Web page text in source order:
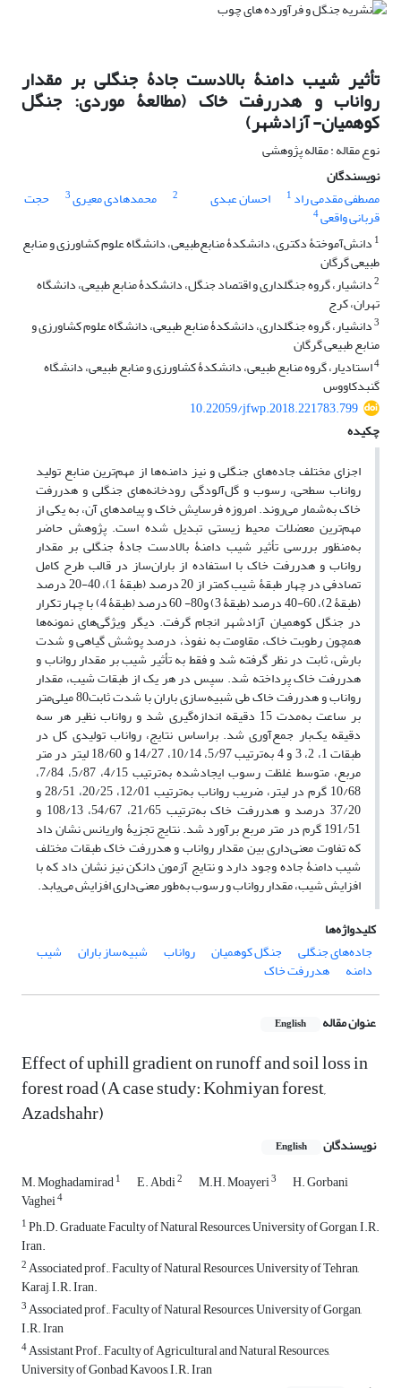
تأثیر شیب دامنۀ بالادست جادۀ جنگلی بر مقدار
رواناب و هدررفت خاک (مطالعۀ موردی‌: جنگل
کوهمیان- آزادشهر)
نوع مقاله : مقاله پژوهشی
نویسندگان
مصطفی مقدمی راد 1 احسان عبدی 2 محمدهادی معیری3 حجت
قربانی واقعی4
1 دانش‌آموختۀ دکتری، دانشکدۀ منابع‌طبیعی، دانشگاه علوم کشاورزی و منابع
‌طبیعی گرگان
2دانشیار، گروه جنگلداری و اقتصاد جنگل، دانشکدۀ منابع ‌طبیعی، دانشگاه
تهران، کرج
3دانشیار، گروه جنگلداری، دانشکدۀ منابع ‌طبیعی، دانشگاه علوم کشاورزی و
منابع ‌طبیعی گرگان
4استادیار، گروه منابع طبیعی، دانشکدۀ کشاورزی و منابع ‌طبیعی، دانشگاه
گنبدکاووس
10.22059/jfwp.2018.221783.799
چکیده
اجزای مختلف جاده‌های جنگلی و نیز دامنه‌ها از مهم‌ترین منابع تولید
رواناب سطحی، رسوب و گل‌آلودگی رودخانه‌های جنگلی و هدررفت
خاک به‌شمار می‌روند. امروزه فرسایش خاک و پیامدهای آن، به یکی از
مهم‌ترین معضلات محیط زیستی تبدیل شده است. پژوهش حاضر
به‌منظور بررسی تأثیر شیب دامنۀ بالادست جادۀ جنگلی بر مقدار
رواناب و هدررفت خاک با استفاده از باران‌ساز در قالب طرح کامل
تصادفی در چهار طبقۀ شیب کمتر از 20 درصد (طبقۀ 1)، 40-20 درصد
(طبقۀ 2)، 60-40 درصد (طبقۀ 3) و80- 60 درصد (طبقۀ 4) با چهار تکرار
در جنگل کوهمیان آزادشهر انجام گرفت. دیگر ویژگی‌های نمونه‌ها
همچون رطوبت‌ خاک، مقاومت به نفوذ، درصد پوشش گیاهی و شدت
بارش، ثابت در نظر گرفته شد و فقط به تأثیر شیب بر مقدار رواناب و
هدررفت خاک پرداخته شد. سپس در هر یک از طبقات شیب، مقدار
رواناب و هدررفت خاک طی شبیه‌سازی باران با شدت ثابت80 میلی‌متر
بر ساعت به‌مدت 15 دقیقه اندازه‌گیری شد و رواناب نظیر هر سه
دقیقه یک‌بار جمع‌آوری شد. براساس نتایج، رواناب تولیدی کل در
طبقات 1، 2، 3 و 4 به‌ترتیب 5/97، 10/14، 14/27 و 18/60 لیتر در متر
مربع، متوسط غلظت‌ رسوب ایجادشده به‌ترتیب 4/15، 5/87، 7/84،
10/68 گرم در لیتر، ضریب رواناب به‌ترتیب 12/01، 20/25، 28/51 و
37/20 درصد و هدررفت خاک به‌ترتیب 21/65، 54/67، 108/13 و
191/51 گرم در متر مربع برآورد شد. نتایج تجزیۀ واریانس نشان داد
که تفاوت معنی‌داری بین مقدار رواناب و هدررفت خاک طبقات مختلف
شیب دامنۀ جاده وجود دارد و نتایج آزمون دانکن نیز نشان‌ داد که با
افزایش شیب، مقدار ‌رواناب و رسوب به‌طور معنی‌داری افزایش می‌یابد.
کلیدواژه‌ها
جاده‌های جنگلی
جنگل کوهمیان رواناب شبیه‌ساز باران شیب
دامنه هدررفت خاک
عنوان مقاله English
Effect of uphill gradient on runoff and soil loss in
forest road (A case study: Kohmiyan forest,
Azadshahr)
نویسندگان English
M. Moghadamirad1 E. Abdi2 M.H. Moayeri3 H. Gorbani
Vaghei4
1Ph.D. Graduate, Faculty of Natural Resources, University of Gorgan, I.R.
Iran.
2Associated prof., Faculty of Natural Resources, University of Tehran,
Karaj, I.R. Iran.
3Associated prof., Faculty of Natural Resources, University of Gorgan,
I.R. Iran
4Assistant Prof., Faculty of Agricultural and Natural Resources,
University of Gonbad Kavoos, I.R. Iran